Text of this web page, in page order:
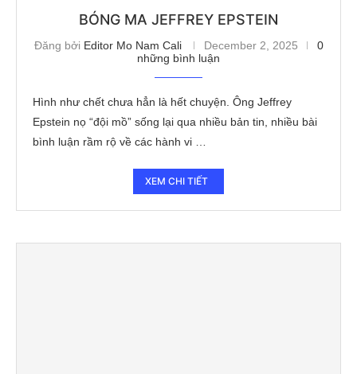
BÓNG MA JEFFREY EPSTEIN
Đăng bởi Editor Mo Nam Cali December 2, 2025
0
những bình luận
Hình như chết chưa hẳn là hết chuyện. Ông Jeffrey
Epstein nọ “đội mồ” sống lại qua nhiều bản tin, nhiều bài
bình luận rầm rộ về các hành vi …
XEM CHI TIẾT